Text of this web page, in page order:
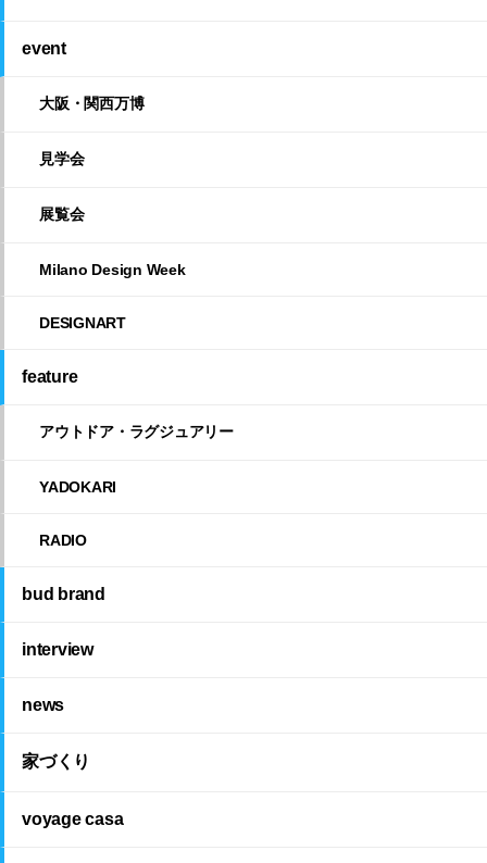
event
大阪・関西万博
見学会
展覧会
Milano Design Week
DESIGNART
feature
アウトドア・ラグジュアリー
YADOKARI
RADIO
bud brand
interview
news
家づくり
voyage casa